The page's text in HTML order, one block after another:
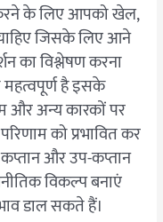
के लिए आपको खेल,
जिसके लिए आने
का विश्लेषण करना
है इसके
और अन्य कारकों पर
को प्रभावित कर
और उप-कप्तान
विकल्प बनाएं
डाल सकते हैं।